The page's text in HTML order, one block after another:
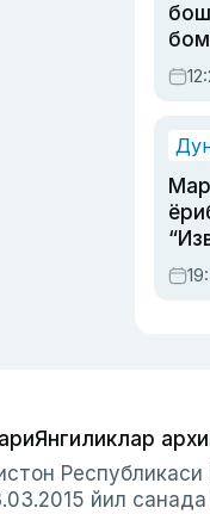
Янгиликлар
йил